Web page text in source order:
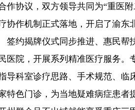
作协议，双方领导共同为“重医
协作机制正式落地，开启了渝东
签约揭牌仪式同步推进、惠民帮
医院，开展系列精准医疗服务
导科室诊疗思路、手术规范、临
特色门诊，为当地疑难病症患者